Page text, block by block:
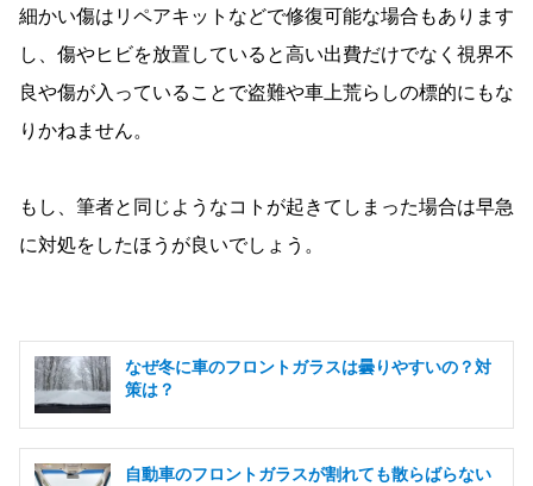
細かい傷はリペアキットなどで修復可能な場合もあります
し、傷やヒビを放置していると高い出費だけでなく視界不
良や傷が入っていることで盗難や車上荒らしの標的にもな
りかねません。
もし、筆者と同じようなコトが起きてしまった場合は早急
に対処をしたほうが良いでしょう。
なぜ冬に車のフロントガラスは曇りやすいの？対
策は？
自動車のフロントガラスが割れても散らばらない